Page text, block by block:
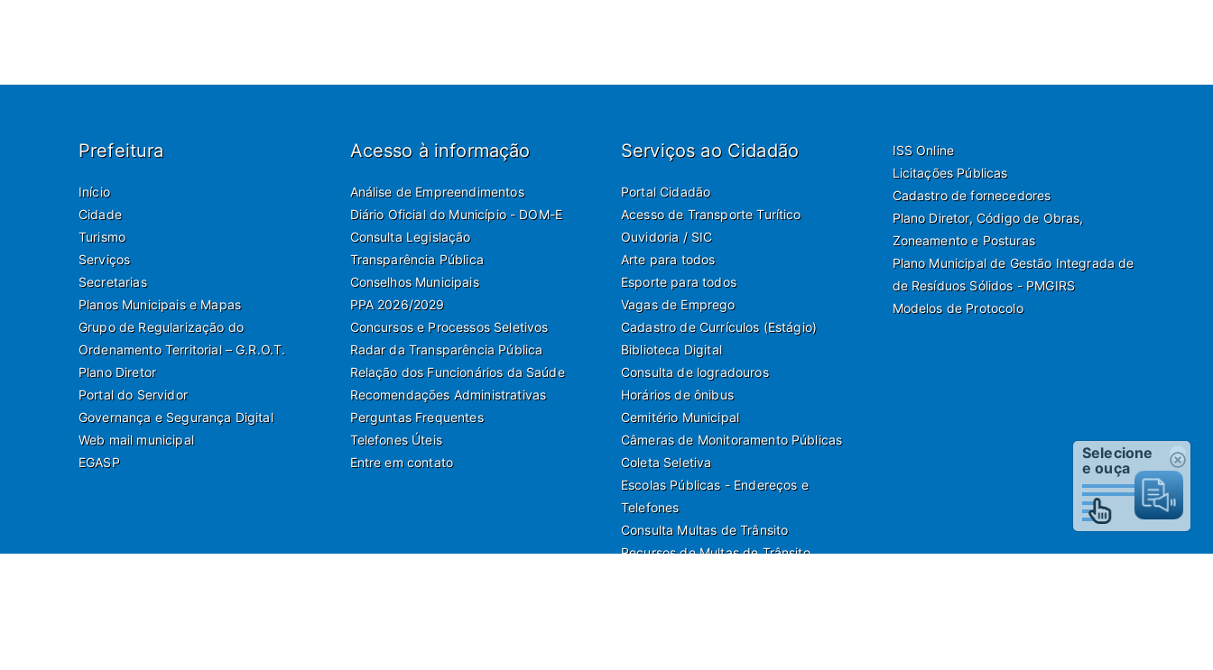
Prefeitura
Início
Cidade
Turismo
Serviços
Secretarias
Planos Municipais e Mapas
Grupo de Regularização do
Ordenamento Territorial – G.R.O.T.
Plano Diretor
Portal do Servidor
Governança e Segurança Digital
Web mail municipal
EGASP
Acesso à informação
Análise de Empreendimentos
Diário Oficial do Município - DOM-E
Consulta Legislação
Transparência Pública
Conselhos Municipais
PPA 2026/2029
Concursos e Processos Seletivos
Radar da Transparência Pública
Relação dos Funcionários da Saúde
Recomendações Administrativas
Perguntas Frequentes
Telefones Úteis
Entre em contato
Serviços ao Cidadão
Portal Cidadão
Acesso de Transporte Turítico
Ouvidoria / SIC
Arte para todos
Esporte para todos
Vagas de Emprego
Cadastro de Currículos (Estágio)
Biblioteca Digital
Consulta de logradouros
Horários de ônibus
Cemitério Municipal
Câmeras de Monitoramento Públicas
Coleta Seletiva
Escolas Públicas - Endereços e
Telefones
Consulta Multas de Trânsito
Recursos de Multas de Trânsito
ISS Online
Licitações Públicas
Cadastro de fornecedores
Plano Diretor, Código de Obras,
Zoneamento e Posturas
Plano Municipal de Gestão Integrada de
de Resíduos Sólidos - PMGIRS
Modelos de Protocolo
Selecione
e ouça